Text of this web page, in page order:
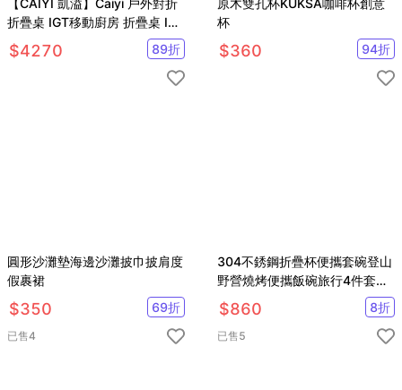
【CAIYI 凱溢】Caiyi 戶外對折
折疊桌 IGT移動廚房 折疊桌 IGT
爐 露營桌 蛋捲桌 野餐桌
$4270 89折
原木雙孔杯KUKSA咖啡杯創意
杯
$360 94折
圓形沙灘墊海邊沙灘披巾披肩度
假裹裙
$350 69折
已售4
304不銹鋼折疊杯便攜套碗登山
野營燒烤便攜飯碗旅行4件套杯
碗
$860 8折
已售5